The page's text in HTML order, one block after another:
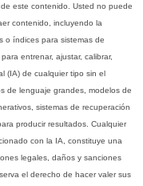
este contenido. Usted no puede
contenido, incluyendo la
o índices para sistemas de
entrenar, ajustar, calibrar,
(IA) de cualquier tipo sin el
de lenguaje grandes, modelos de
sistemas de recuperación
producir resultados. Cualquier
con la IA, constituye una
legales, daños y sanciones
el derecho de hacer valer sus